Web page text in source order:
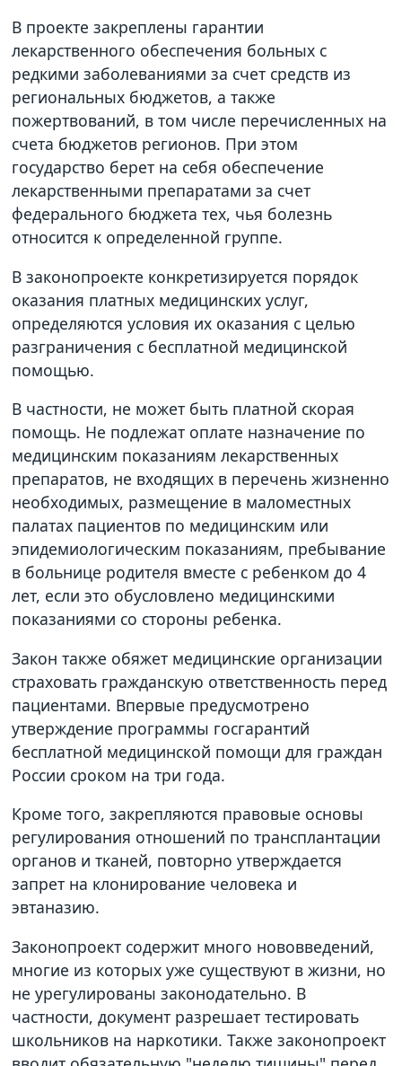
В проекте закреплены гарантии
лекарственного обеспечения больных с
редкими заболеваниями за счет средств из
региональных бюджетов, а также
пожертвований, в том числе перечисленных на
счета бюджетов регионов. При этом
государство берет на себя обеспечение
лекарственными препаратами за счет
федерального бюджета тех, чья болезнь
относится к определенной группе.
В законопроекте конкретизируется порядок
оказания платных медицинских услуг,
определяются условия их оказания с целью
разграничения с бесплатной медицинской
помощью.
В частности, не может быть платной скорая
помощь. Не подлежат оплате назначение по
медицинским показаниям лекарственных
препаратов, не входящих в перечень жизненно
необходимых, размещение в маломестных
палатах пациентов по медицинским или
эпидемиологическим показаниям, пребывание
в больнице родителя вместе с ребенком до 4
лет, если это обусловлено медицинскими
показаниями со стороны ребенка.
Закон также обяжет медицинские организации
страховать гражданскую ответственность перед
пациентами. Впервые предусмотрено
утверждение программы госгарантий
бесплатной медицинской помощи для граждан
России сроком на три года.
Кроме того, закрепляются правовые основы
регулирования отношений по трансплантации
органов и тканей, повторно утверждается
запрет на клонирование человека и
эвтаназию.
Законопроект содержит много нововведений,
многие из которых уже существуют в жизни, но
не урегулированы законодательно. В
частности, документ разрешает тестировать
школьников на наркотики. Также законопроект